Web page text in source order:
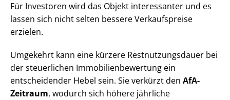
Für Investoren wird das Objekt interessanter und es
lassen sich nicht selten bessere Verkaufspreise
erzielen.
Umgekehrt kann eine kürzere Rest­nut­zungs­dau­er bei
der steuerlichen Im­mo­bi­li­en­be­wer­tung ein
entscheidender Hebel sein. Sie verkürzt den AfA-
Zeitraum, wodurch sich höhere jährliche